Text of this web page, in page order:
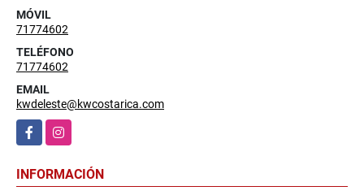
MÓVIL
71774602
TELÉFONO
71774602
EMAIL
kwdeleste@kwcostarica.com
FacebookInstagram
INFORMACIÓN